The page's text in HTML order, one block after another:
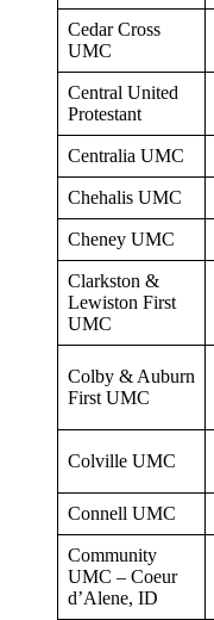
Cedar Cross
UMC
Central United
Protestant
Centralia UMC
Chehalis UMC
Cheney UMC
Clarkston &
Lewiston First
UMC
Colby & Auburn
First UMC
Colville UMC
Connell UMC
Community
UMC – Coeur
d’Alene, ID